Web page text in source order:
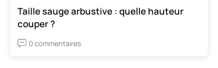
Taille sauge arbustive : quelle hauteur
couper ?
0 commentaires